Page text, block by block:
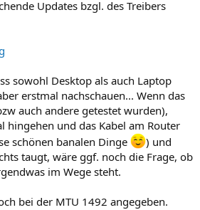
Updates bzgl. des Treibers
sowohl Desktop als auch Laptop
erstmal nachschauen... Wenn das
auch andere getestet wurden),
hingehen und das Kabel am Router
schönen banalen Dinge
) und
taugt, wäre ggf. noch die Frage, ob
im Wege steht.
bei der MTU 1492 angegeben.